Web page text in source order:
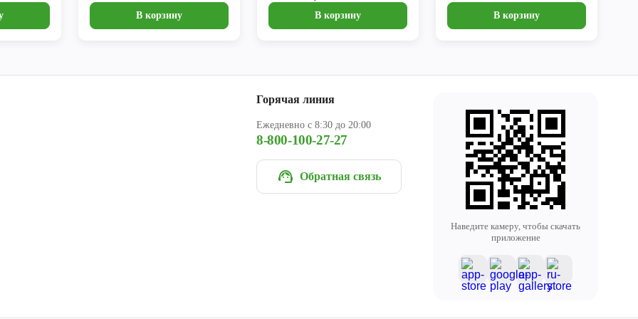
В корзину
В корзину
В корзину
Горячая линия
Ежедневно с 8:30 до 20:00
8-800-100-27-27
Обратная связь
Наведите камеру, чтобы скачать
приложение